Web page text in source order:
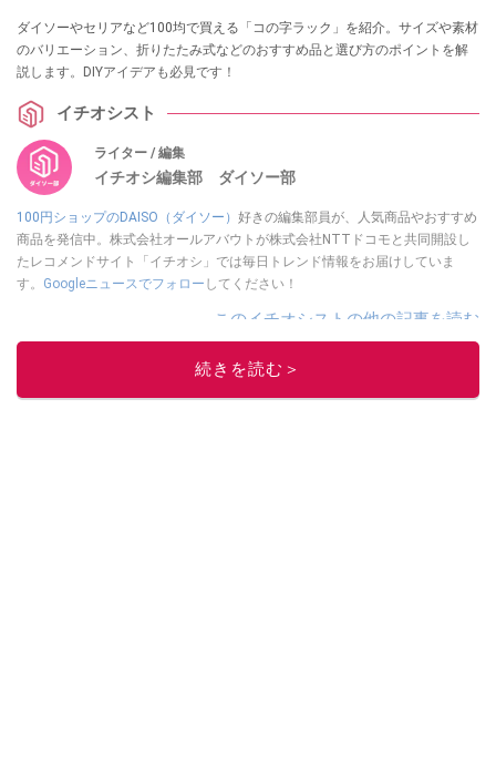
ダイソーやセリアなど100均で買える「コの字ラック」を紹介。サイズや素材
のバリエーション、折りたたみ式などのおすすめ品と選び方のポイントを解
説します。DIYアイデアも必見です！
イチオシスト
ライター / 編集
イチオシ編集部 ダイソー部
100円ショップのDAISO（ダイソー） 好きの編集部員が、人気商品やおすすめ
商品を発信中。株式会社オールアバウトが株式会社NTTドコモと共同開設し
たレコメンドサイト「イチオシ」では毎日トレンド情報をお届けしていま
す。 Googleニュースでフォロー してください！
このイチオシストの他の記事を読む
続きを読む＞